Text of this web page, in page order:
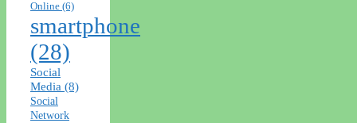
Online (6)
smartphone
(28)
Social
Media (8)
Social
Network